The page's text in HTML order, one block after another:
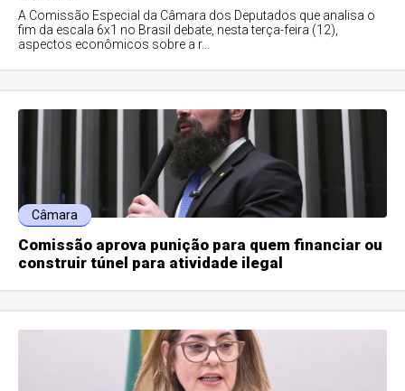
A Comissão Especial da Câmara dos Deputados que analisa o
fim da escala 6x1 no Brasil debate, nesta terça-feira (12),
aspectos econômicos sobre a r...
Câmara
Comissão aprova punição para quem financiar ou
construir túnel para atividade ilegal